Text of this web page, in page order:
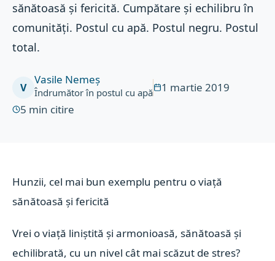
sănătoasă și fericită. Cumpătare și echilibru în
comunități. Postul cu apă. Postul negru. Postul
total.
V
Vasile Nemeș
Îndrumător în postul cu apă
1 martie 2019
5 min citire
Hunzii, cel mai bun exemplu pentru o viață
sănătoasă și fericită
Vrei o viață liniștită și armonioasă, sănătoasă și
echilibrată, cu un nivel cât mai scăzut de stres?